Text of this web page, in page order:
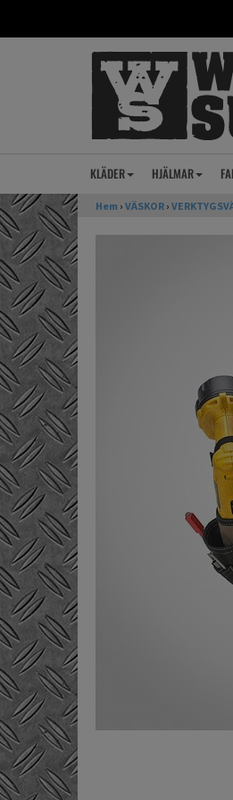
KLÄDER HJÄLMAR
Hem › VÄSKOR ›